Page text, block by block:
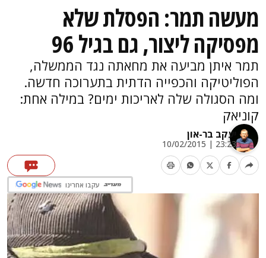
מעשה תמר: הפסלת שלא
מפסיקה ליצור, גם בגיל 96
תמר איתן מביעה את מחאתה נגד הממשלה,
הפוליטיקה והכפייה הדתית בתערוכה חדשה.
ומה הסגולה שלה לאריכות ימים? במילה אחת:
קוניאק
יעקב בר-און
23:23 | 10/02/2015
עקבו אחרינו